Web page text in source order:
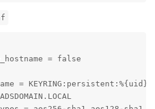
= false
= KEYRING:persistent:%{uid}